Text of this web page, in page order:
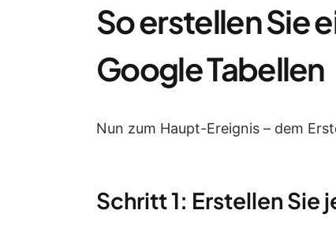
So erstellen Sie
Google Tabellen
Nun zum Haupt-Ereignis – dem
Schritt 1: Erstellen